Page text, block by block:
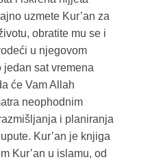
uzmete Kur’an za
obratite mu se i
u njegovom
sat vremena
će Vam Allah
neophodnim
i planiranja
Kur’an je knjiga
Kur’an u islamu, od